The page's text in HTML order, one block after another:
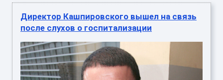
Директор Кашпировского вышел на связь
после слухов о госпитализации